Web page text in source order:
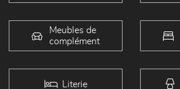
Meubles de
complément
Literie